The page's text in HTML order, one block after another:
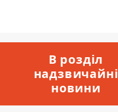
В розділ
надзвичайні
новини